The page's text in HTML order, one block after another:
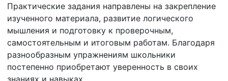
Практические задания направлены на закрепление
изученного материала, развитие логического
мышления и подготовку к проверочным,
самостоятельным и итоговым работам. Благодаря
разнообразным упражнениям школьники
постепенно приобретают уверенность в своих
знаниях и навыках.